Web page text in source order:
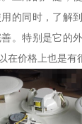
的同时，了解
。特别是它的
在价格上也是有